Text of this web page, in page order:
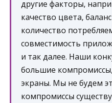
другие факторы,
качество цвета,
количество
совместимость
и так далее. Наши
большие
экраны. Мы не будем
компромиссы